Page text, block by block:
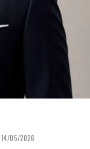
14/05/2026